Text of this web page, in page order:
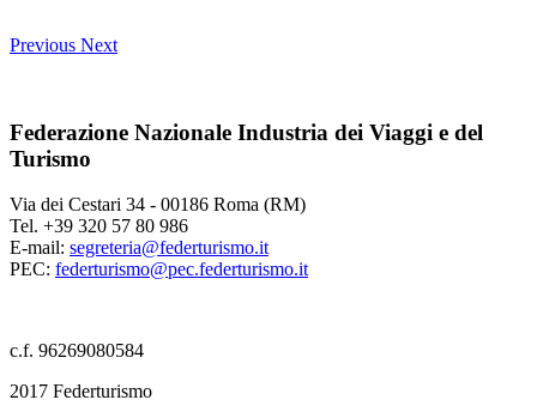
Previous Next
Federazione Nazionale Industria dei Viaggi e del
Turismo
Via dei Cestari 34 - 00186 Roma (RM)
Tel. +39 320 57 80 986
E-mail: segreteria@federturismo.it
PEC: federturismo@pec.federturismo.it
c.f. 96269080584
2017 Federturismo